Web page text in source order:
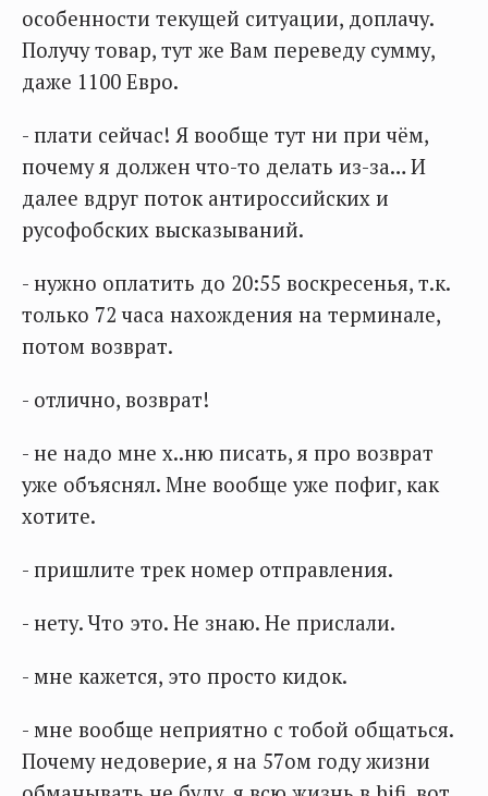
особенности текущей ситуации, доплачу.
Получу товар, тут же Вам переведу сумму,
даже 1100 Евро.
- плати сейчас! Я вообще тут ни при чём,
почему я должен что-то делать из-за… И
далее вдруг поток антироссийских и
русофобских высказываний.
- нужно оплатить до 20:55 воскресенья, т.к.
только 72 часа нахождения на терминале,
потом возврат.
- отлично, возврат!
- не надо мне х..ню писать, я про возврат
уже объяснял. Мне вообще уже пофиг, как
хотите.
- пришлите трек номер отправления.
- нету. Что это. Не знаю. Не прислали.
- мне кажется, это просто кидок.
- мне вообще неприятно с тобой общаться.
Почему недоверие, я на 57ом году жизни